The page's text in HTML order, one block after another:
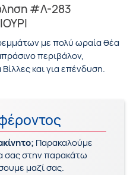
#Λ-283
με πολύ ωραία θέα
περιβάλον,
και για επένδυση.
Παρακαλούμε
σας στην παρακάτω
μαζί σας.